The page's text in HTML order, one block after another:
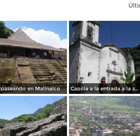
paseando en Malinalco Capilla a la entrada a la zona arqueologica